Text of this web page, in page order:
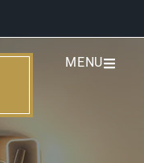
MENU